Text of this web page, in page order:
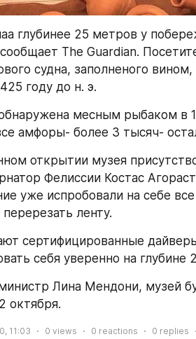
глубинее 25 метров у
The Guardian.
судна, заполненого
году до н. э.
месным рыбаком в
амфоры- более 3 тысяч-
открытии музея
Фелиссии Костас
уже испробовали на себе
ленту.
сертифицированные
себя уверенно на глубине
Лина Мендони, музей
октября.
11:03 0 views 0 reactions 0 replies